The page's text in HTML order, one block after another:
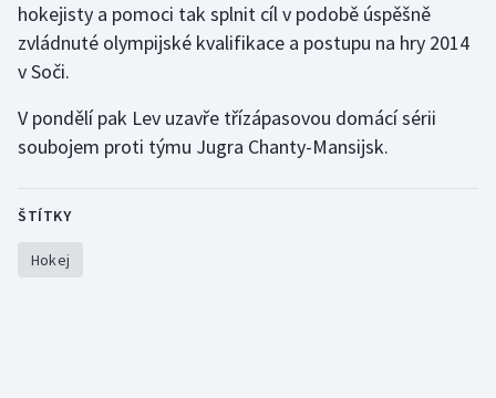
Short track
Sportovní střelba
Stolní tenis
hokejisty a pomoci tak splnit cíl v podobě úspěšně
zvládnuté olympijské kvalifikace a postupu na hry 2014
v Soči.
V pondělí pak Lev uzavře třízápasovou domácí sérii
soubojem proti týmu Jugra Chanty-Mansijsk.
ŠTÍTKY
Hokej